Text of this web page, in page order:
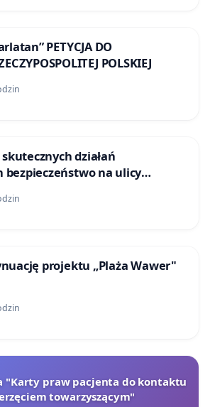
PETYCJA DO
POLSKIEJ
działań
bezpieczeństwo na ulicy
projektu „Plaża Wawer"
"Karty praw pacjenta do kontaktu
towarzyszącym"